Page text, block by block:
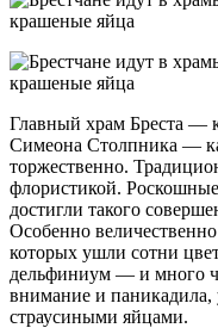
Главный храм Бреста —
Симеона Столпника —
торжественно.
флористикой.
достигли такого
Особенно
которых ушли сотни
дельфиниум — и много
внимание и
страусиными яйцами.